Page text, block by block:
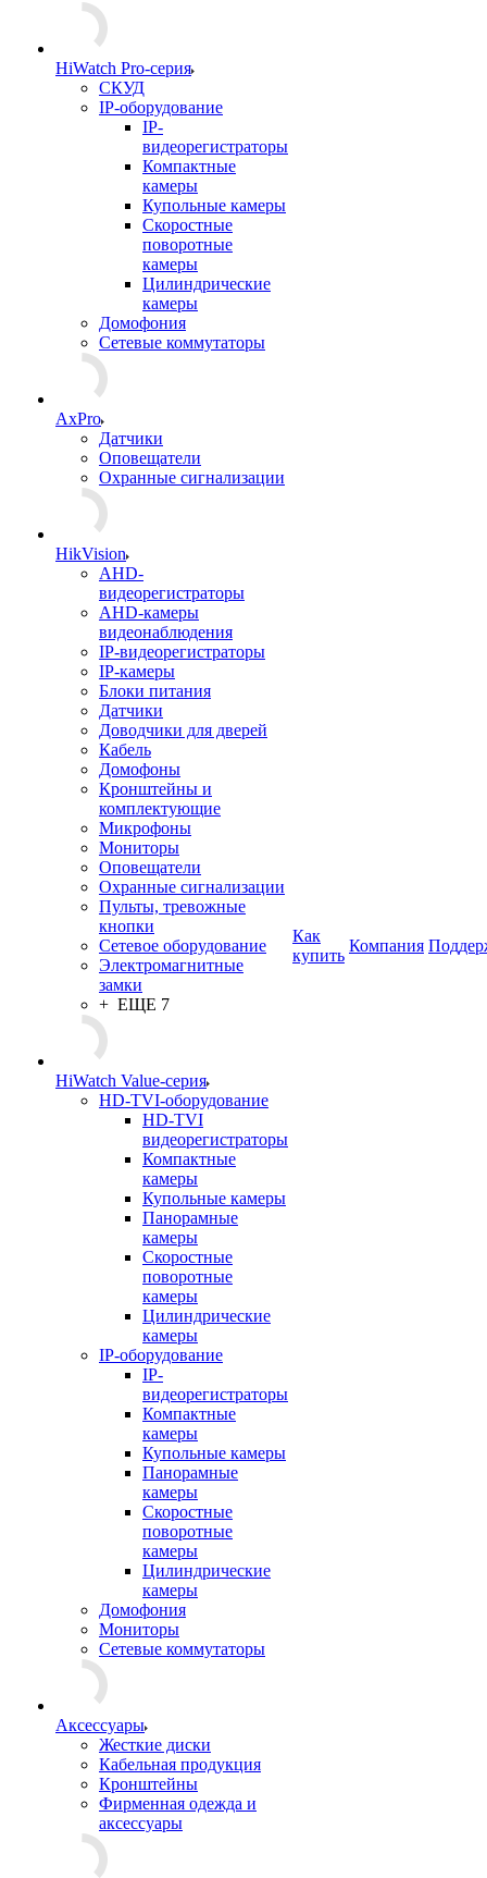
HiWatch Pro-серия
CКУД
IP-оборудование
IP-
видеорегистраторы
Компактные
камеры
Купольные камеры
Скоростные
поворотные
камеры
Цилиндрические
камеры
Домофония
Сетевые коммутаторы
AxPro
Датчики
Оповещатели
Охранные сигнализации
HikVision
AHD-
видеорегистраторы
AHD-камеры
видеонаблюдения
IP-видеорегистраторы
IP-камеры
Блоки питания
Датчики
Доводчики для дверей
Кабель
Домофоны
Кронштейны и
комплектующие
Микрофоны
Мониторы
Оповещатели
Охранные сигнализации
Пульты, тревожные
кнопки
Сетевое оборудование
Электромагнитные
замки
+ ЕЩЕ 7
HiWatch Value-серия
HD-TVI-оборудование
HD-TVI
видеорегистраторы
Компактные
камеры
Купольные камеры
Панорамные
камеры
Скоростные
поворотные
камеры
Цилиндрические
камеры
IP-оборудование
IP-
видеорегистраторы
Компактные
камеры
Купольные камеры
Панорамные
камеры
Скоростные
поворотные
камеры
Цилиндрические
камеры
Домофония
Мониторы
Сетевые коммутаторы
Аксессуары
Жесткие диски
Кабельная продукция
Кронштейны
Фирменная одежда и
аксессуары
Как
купить
Компания